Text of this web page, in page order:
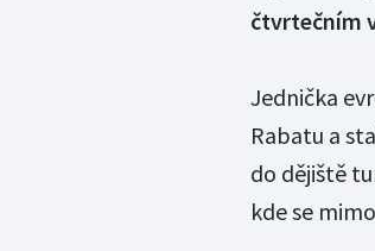
čtvrtečním
Jednička
Rabatu a
do dějiště
kde se